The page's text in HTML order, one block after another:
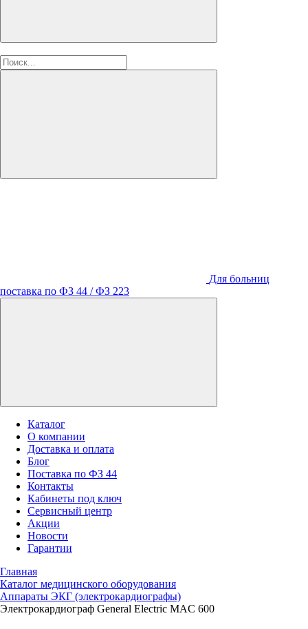
Для больниц
поставка по ФЗ 44 / ФЗ 223
Каталог
О компании
Доставка и оплата
Блог
Поставка по ФЗ 44
Контакты
Кабинеты под ключ
Сервисный центр
Акции
Новости
Гарантии
Главная
Каталог медицинского оборудования
Аппараты ЭКГ (электрокардиографы)
Электрокардиограф General Electric MAC 600